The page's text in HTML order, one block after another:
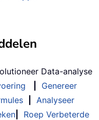
Data-analyse
Genereer
Analyseer
Roep Verbeterde